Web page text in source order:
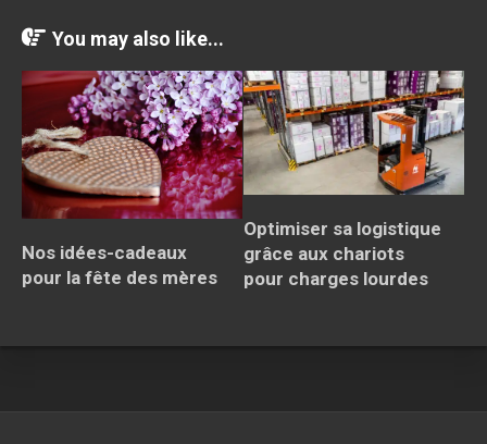
You may also like...
Nos idées-cadeaux
pour la fête des mères
Optimiser sa logistique
grâce aux chariots
pour charges lourdes